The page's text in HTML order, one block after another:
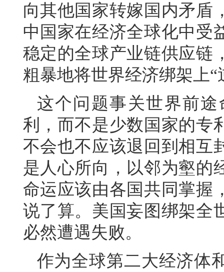
向其他国家转嫁国内矛盾
中国家在经济全球化中受
稳定的全球产业链供应链
粗暴地将世界经济绑架上
这个问题事关世界前
利，而不是少数国家的专
不会也不应该退回到相互
是人心所向，以邻为壑的
命运应该由各国共同掌握
说了算。美国妄图绑架全
必然遭遇失败。
作为全球第二大经济体